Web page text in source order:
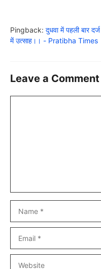
Pingback: दुधवा में पहली बार
में उत्साह।। - Pratibha Times
Leave a Comment